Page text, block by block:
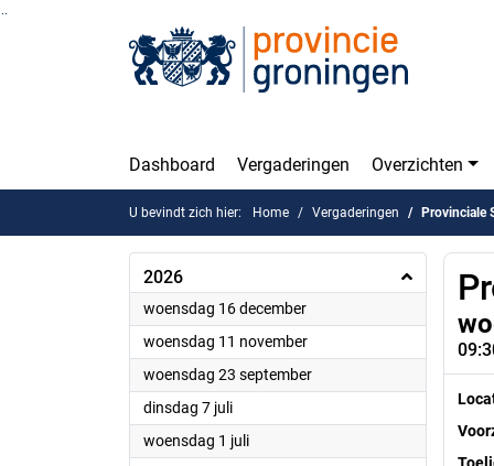
Ga naar de inhoud van deze pagina
Dashboard Vergaderingen Overzichten
U bevindt zich hier: Home Vergaderingen Provinciale
2026
woensdag 16 december2026
woensdag 11 november2026
woensdag 23 september2026
dinsdag 7 juli2026
woensdag 1 juli2026